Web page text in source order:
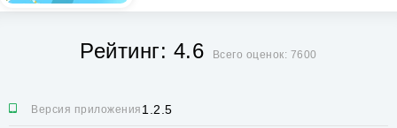
Рейтинг: 4.6 Всего оценок: 7600
Версия приложения:1.2.5